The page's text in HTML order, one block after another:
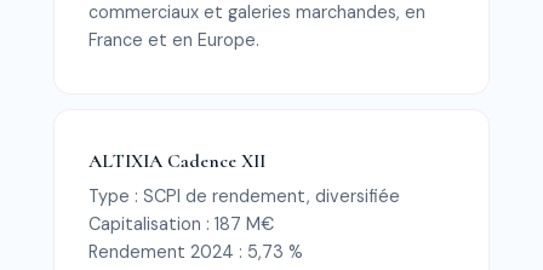
commerciaux et galeries marchandes, en
France et en Europe.
ALTIXIA Cadence XII
Type : SCPI de rendement, diversifiée
Capitalisation : 187 M€
Rendement 2024 : 5,73 %